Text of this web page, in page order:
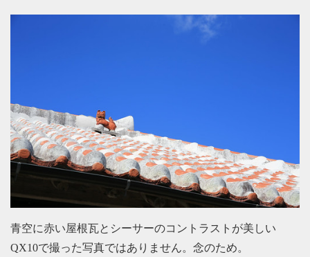
青空に赤い屋根瓦とシーサーのコントラストが美しい
QX10で撮った写真ではありません。念のため。